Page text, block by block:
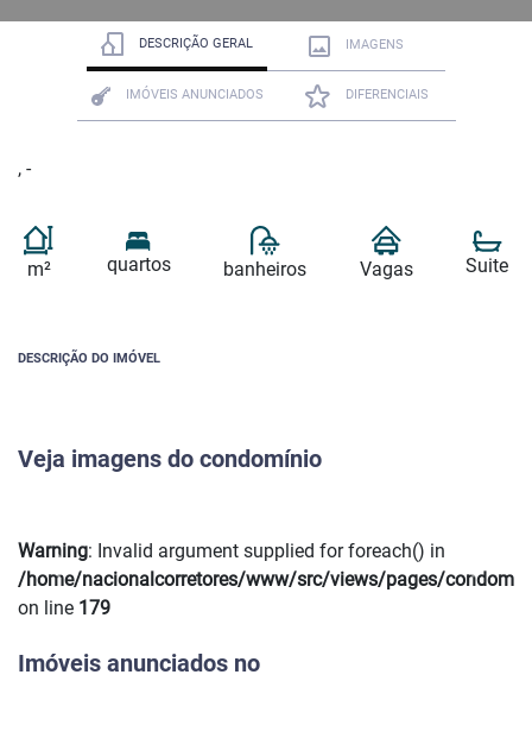
DESCRIÇÃO GERAL IMAGENS
IMÓVEIS ANUNCIADOS DIFERENCIAIS
, -
m² quartos banheiros Vagas Suite
DESCRIÇÃO DO IMÓVEL
Veja imagens do condomínio
Warning: Invalid argument supplied for foreach() in
/home/nacionalcorretores/www/src/views/pages/
on line 179
Previous Next
Imóveis anunciados no